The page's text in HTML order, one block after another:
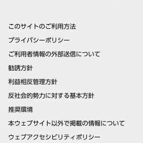
このサイトのご利用方法
プライバシーポリシー
ご利用者情報の外部送信について
勧誘方針
利益相反管理方針
反社会的勢力に対する基本方針
推奨環境
本ウェブサイト以外で掲載の情報について
ウェブアクセシビリティポリシー